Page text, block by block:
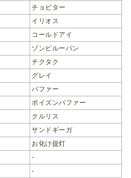
チョピター
イリオス
コールドアイ
ゾンビルーパン
チクタク
グレイ
パファー
ポイズンパファー
クルリス
サンドギーガ
お化け提灯
-
-